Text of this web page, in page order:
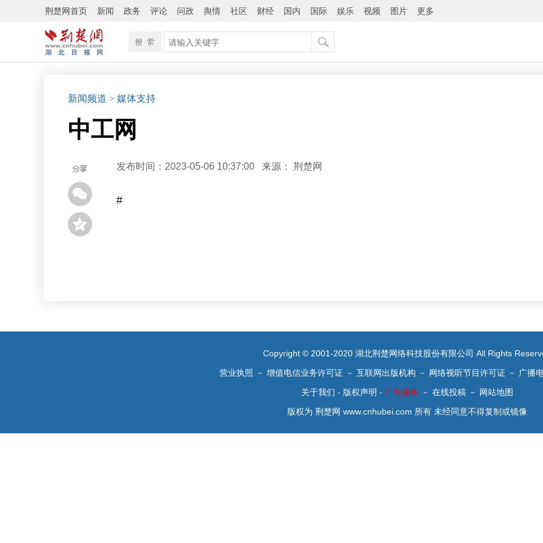
荆楚网首页 新闻 政务 评论 问政 舆情 社区 财经 国内 国际 娱乐 视频 图片 更多
新闻频道 > 媒体支持
中工网
发布时间：2023-05-06 10:37:00 来源： 荆楚网
#
Copyright © 2001-2020 湖北荆楚网络科技股份有限公司 All Rights
营业执照 － 增值电信业务许可证 － 互联网出版机构 － 网络视听节目许可证 －
广播
关于我们 - 版权声明 - 广告服务 － 在线投稿 － 网站地图
版权为 荆楚网 www.cnhubei.com 所有 未经同意不得复制或镜像